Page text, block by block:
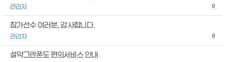
관리자 0
참가선수 여러분, 감사합니다.
관리자 0
설악그란폰도 편의서비스 안내